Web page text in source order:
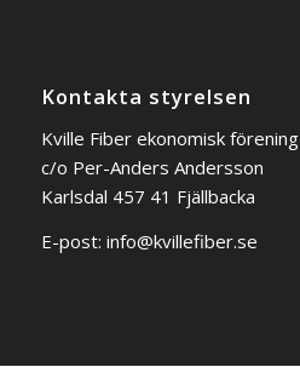
Kontakta styrelsen
Kville Fiber ekonomisk förening
c/o Per-Anders Andersson
Karlsdal 457 41 Fjällbacka
E-post: info@kvillefiber.se